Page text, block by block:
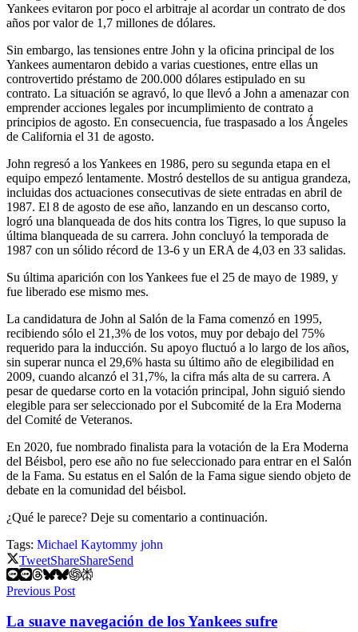
Yankees evitaron por poco el arbitraje al acordar un contrato de dos
años por valor de 1,7 millones de dólares.
Sin embargo, las tensiones entre John y la oficina principal de los
Yankees aumentaron debido a varias cuestiones, entre ellas un
controvertido préstamo de 200.000 dólares estipulado en su
contrato. La situación se agravó, lo que llevó a John a amenazar con
emprender acciones legales por incumplimiento de contrato a
principios de agosto. En consecuencia, fue traspasado a los Ángeles
de California el 31 de agosto.
John regresó a los Yankees en 1986, pero su segunda etapa en el
equipo empezó lentamente. Mostró destellos de su antigua grandeza,
incluidas dos actuaciones consecutivas de siete entradas en abril de
1987. El 8 de agosto de ese año, lanzando en un descanso corto,
logró una blanqueada de dos hits contra los Tigres, lo que supuso la
última blanqueada de su carrera. John concluyó la temporada de
1987 con un sólido récord de 13-6 y un ERA de 4,03 en 33 salidas.
Su última aparición con los Yankees fue el 25 de mayo de 1989, y
fue liberado ese mismo mes.
La candidatura de John al Salón de la Fama comenzó en 1995,
recibiendo sólo el 21,3% de los votos, muy por debajo del 75%
requerido para la inducción. Su apoyo fluctuó a lo largo de los años,
sin superar nunca el 29,6% hasta su último año de elegibilidad en
2009, cuando alcanzó el 31,7%, la cifra más alta de su carrera. A
pesar de quedarse corto en la votación principal, John siguió siendo
elegible para ser seleccionado por el Subcomité de la Era Moderna
del Comité de Veteranos.
En 2020, fue nombrado finalista para la votación de la Era Moderna
del Béisbol, pero ese año no fue seleccionado para entrar en el Salón
de la Fama. Su estatus en el Salón de la Fama sigue siendo objeto de
debate en la comunidad del béisbol.
¿Qué le parece? Deje su comentario a continuación.
Tags: Michael Kaytommy john
TweetShareShareSend
Previous Post
La suave navegación de los Yankees sufre